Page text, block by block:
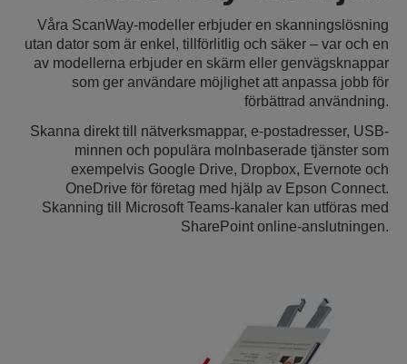
Våra ScanWay-modeller erbjuder en skanningslösning
utan dator som är enkel, tillförlitlig och säker – var och en
av modellerna erbjuder en skärm eller genvägsknappar
som ger användare möjlighet att anpassa jobb för
förbättrad användning.
Skanna direkt till nätverksmappar, e-postadresser, USB-
minnen och populära molnbaserade tjänster som
exempelvis Google Drive, Dropbox, Evernote och
OneDrive för företag med hjälp av Epson Connect.
Skanning till Microsoft Teams-kanaler kan utföras med
SharePoint online-anslutningen.